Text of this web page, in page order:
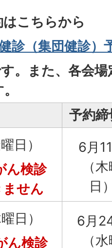
こちらから
診（集団健診）
。また、各会
予約締
日）
ん検診
せん
6月
（
日
日）
ん検診
6月
（